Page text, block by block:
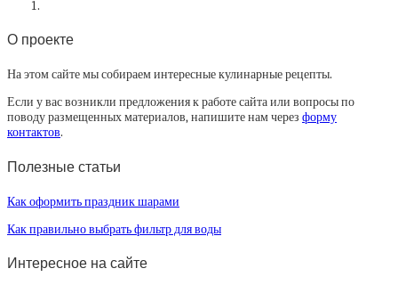
О проекте
На этом сайте мы собираем интересные кулинарные рецепты.
Если у вас возникли предложения к работе сайта или вопросы по
поводу размещенных материалов, напишите нам через форму
контактов.
Полезные статьи
Как оформить праздник шарами
Как правильно выбрать фильтр для воды
Интересное на сайте